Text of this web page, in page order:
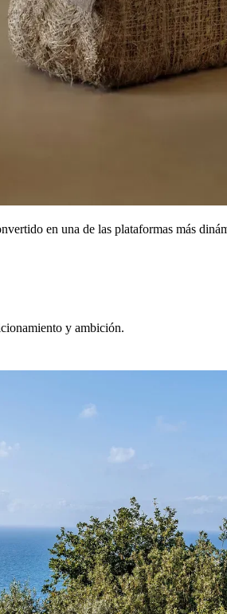
al ecosistema CAOBA
inteligente, mejor tecnología y un
concepto único de consultoría hotelera